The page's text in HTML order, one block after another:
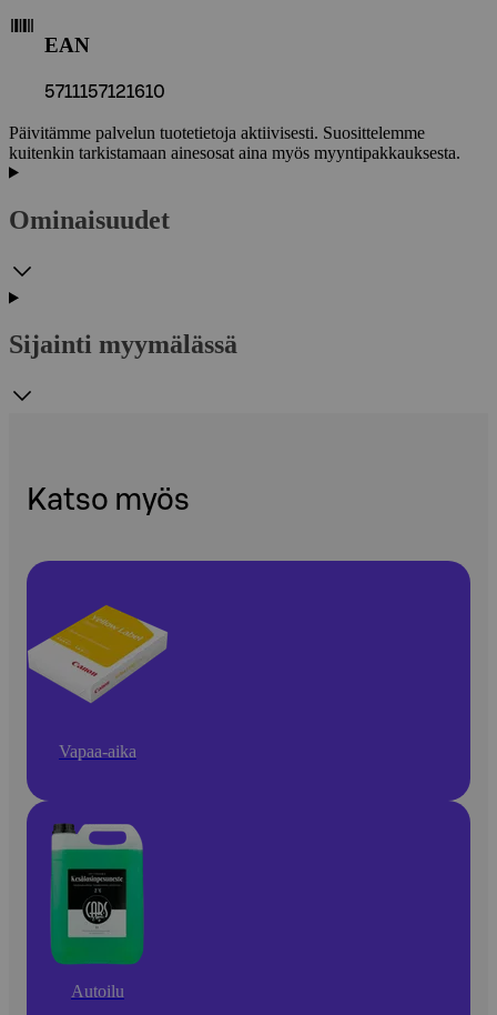
EAN
5711157121610
Päivitämme palvelun tuotetietoja aktiivisesti. Suosittelemme
kuitenkin tarkistamaan ainesosat aina myös myyntipakkauksesta.
Ominaisuudet
Sijainti myymälässä
Katso myös
Vapaa-aika
Autoilu